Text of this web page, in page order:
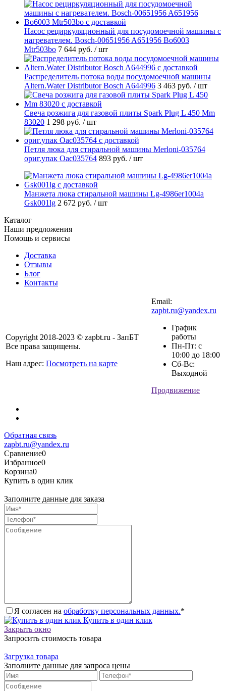
Насос рециркуляционный для посудомоечной машины с
нагревателем. Bosch-00651956 A651956 Bo6003
Mtr503bo 7 644 руб. / шт
Распределитель потока воды посудомоечной машины
Altern.Water Distributor Bosch A644996 3 463 руб. / шт
Свеча розжига для газовой плиты Spark Plug L 450 Mm
83020 1 298 руб. / шт
Петля люка для стиральной машины Merloni-035764
ориг.упак Oac035764 893 руб. / шт
Манжета люка стиральной машины Lg-4986er1004a
Gsk001lg 2 672 руб. / шт
Каталог
Наши предложения
Помощь и сервисы
Доставка
Отзывы
Блог
Контакты
Copyright 2018-2023 © zapbt.ru - ЗапБТ
Все права защищены.
Наш адрес: Посмотреть на карте
Email:
zapbt.ru@yandex.ru
График
работы
Пн-Пт: с
10:00 до 18:00
Сб-Вс:
Выходной
Продвижение
Обратная связь
zapbt.ru@yandex.ru
Сравнение0
Избранное0
Корзина0
Купить в один клик
Заполните данные для заказа
Я согласен на обработку персональных данных.*
Купить в один клик
Закрыть окно
Запросить стоимость товара
Загрузка товара
Заполните данные для запроса цены